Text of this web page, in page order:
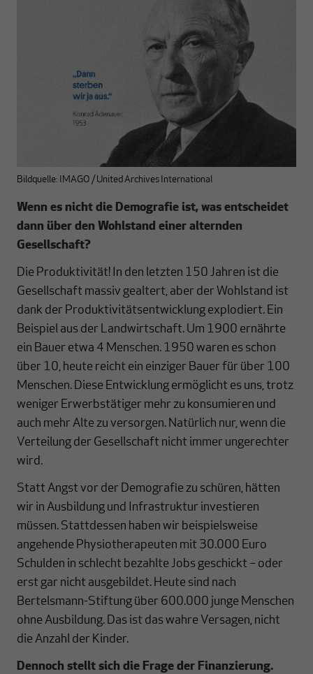
Bildquelle: IMAGO / United Archives International
Wenn es nicht die Demografie ist, was entscheidet
dann über den Wohlstand einer alternden
Gesellschaft?
Die Produktivität! In den letzten 150 Jahren ist die
Gesellschaft massiv gealtert, aber der Wohlstand ist
dank der Produktivitätsentwicklung explodiert. Ein
Beispiel aus der Landwirtschaft. Um 1900 ernährte
ein Bauer etwa 4 Menschen. 1950 waren es schon
über 10, heute reicht ein einziger Bauer für über 100
Menschen. Diese Entwicklung ermöglicht es uns, trotz
weniger Erwerbstätiger mehr zu konsumieren und
auch mehr Alte zu versorgen. Natürlich nur, wenn die
Verteilung der Gesellschaft nicht immer ungerechter
wird.
Statt Angst vor der Demografie zu schüren, hätten
wir in Ausbildung und Infrastruktur investieren
müssen. Stattdessen haben wir beispielsweise
angehende Physiotherapeuten mit 30.000 Euro
Schulden in schlecht bezahlte Jobs geschickt – oder
erst gar nicht ausgebildet. Heute sind nach
Bertelsmann-Stiftung über 600.000 junge Menschen
ohne Ausbildung. Das ist das wahre Versagen, nicht
die Anzahl der Kinder.
Dennoch stellt sich die Frage der Finanzierung.